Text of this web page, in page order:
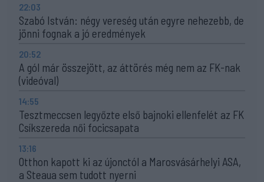
22:03
Szabó István: négy vereség után egyre nehezebb, de
jönni fognak a jó eredmények
20:52
A gól már összejött, az áttörés még nem az FK-nak
(videóval)
14:55
Tesztmeccsen legyőzte első bajnoki ellenfelét az FK
Csíkszereda női focicsapata
13:16
Otthon kapott ki az újonctól a Marosvásárhelyi ASA,
a Steaua sem tudott nyerni